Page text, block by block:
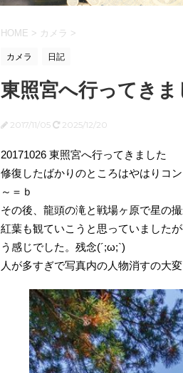
HOME > カメラ >
カメラ 日記
東照宮へ行ってきま
2017/11/05 2025/12/20
20171026 東照宮へ行ってきました
修復したばかりのところはやはりコ
～＝ｂ
その後、龍頭の滝と戦場ヶ原で星の
紅葉も観ていこうと思っていました
う感じでした。残念(´;ω;`)
人が多すぎで写真内の人物消すの大